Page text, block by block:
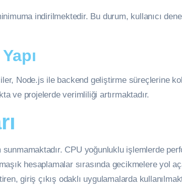
indirilmektedir. Bu durum, kullanıcı
Node.js ile backend geliştirme süreçlerine
ve projelerde verimliliği artırmaktadır.
CPU yoğunluklu işlemlerde
hesaplamalar sırasında gecikmelere yol
giriş çıkış odaklı uygulamalarda